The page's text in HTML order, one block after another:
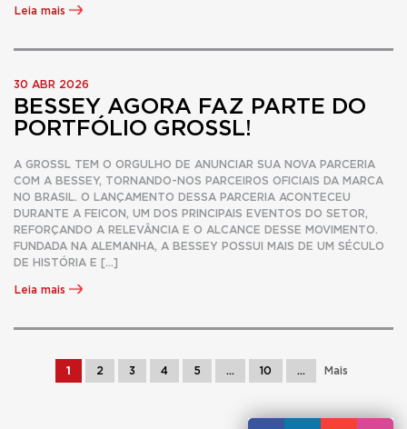
Leia mais
30 ABR 2026
BESSEY AGORA FAZ PARTE DO
PORTFÓLIO GROSSL!
A GROSSL TEM O ORGULHO DE ANUNCIAR SUA NOVA PARCERIA
COM A BESSEY, TORNANDO-NOS PARCEIROS OFICIAIS DA MARCA
NO BRASIL. O LANÇAMENTO DESSA PARCERIA ACONTECEU
DURANTE A FEICON, UM DOS PRINCIPAIS EVENTOS DO SETOR,
REFORÇANDO A RELEVÂNCIA E O ALCANCE DESSE MOVIMENTO.
FUNDADA NA ALEMANHA, A BESSEY POSSUI MAIS DE UM SÉCULO
DE HISTÓRIA E […]
Leia mais
1 2 3 4 5 ... 10 ... Mais